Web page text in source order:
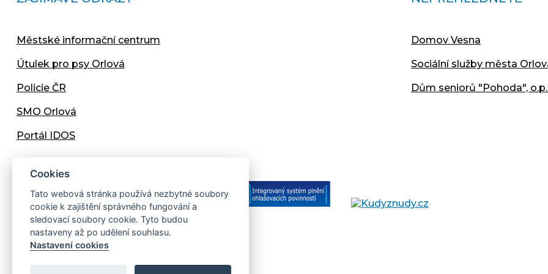
Městské informační centrum
Útulek pro psy Orlová
Policie ČR
SMO Orlová
Portál IDOS
Domov Vesna
Sociální služby města
Dům seniorů "Pohoda",
Copyright © 2013 - 2026 Městský úřad Orlová
Cookies
Tato webová stránka používá nezbytné soubory
cookie k zajištění správného fungování a
sledovací soubory cookie. Tyto budou
nastaveny až po udělení souhlasu.
Nastavení cookies